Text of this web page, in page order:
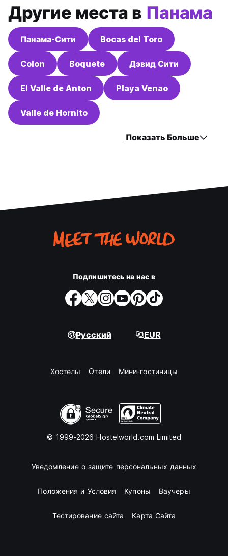
Другие места в Панама
Панама-Сити Bocas del Toro
Colon Boquete Дэвид Сити
El Valle de Anton Playa Venao
Valle de Hornito
Показать Больше
Подпишитесь на нас в
Русский EUR
Хостелы Oтели Мини-гостиницы
© 1999-2026 Hostelworld.com Limited
Уведомление о защите персональных данных
Положения и Условия Купоны Ваучеры
Тестирование сайта Карта Сайта